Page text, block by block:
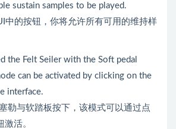
sustain samples to be played.
中的按钮，你将允许所有可用的维持样
the Felt Seiler with the Soft pedal
can be activated by clicking on the
interface.
勒与软踏板按下，该模式可以通过点
激活。